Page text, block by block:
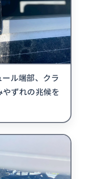
ル端部、クラ
ずれの兆候を